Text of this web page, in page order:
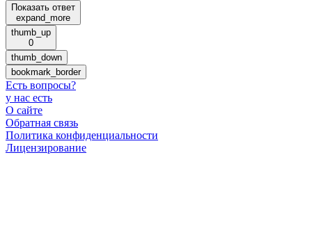
Показать ответ
expand_more
thumb_up
0
thumb_down
bookmark_border
Есть вопросы?
у нас есть
О сайте
Обратная связь
Политика конфиденциальности
Лицензирование